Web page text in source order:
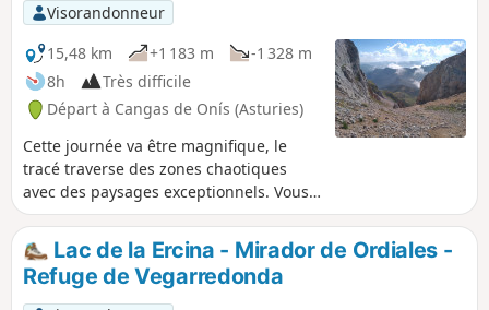
Visorandonneur
15,48 km
+1 183 m
-1 328 m
8h
Très difficile
Départ à Cangas de Onís (Asturies)
Cette journée va être magnifique, le
tracé traverse des zones chaotiques
avec des paysages exceptionnels. Vous
verrez des troupeaux de chamois, des
vautours et, avec un peu de chance, des
gypaètes barbus. Du haut de la cuesta
Cebolleda, en vous retournant, vous
Lac de la Ercina - Mirador de Ordiales -
Refuge de Vegarredonda